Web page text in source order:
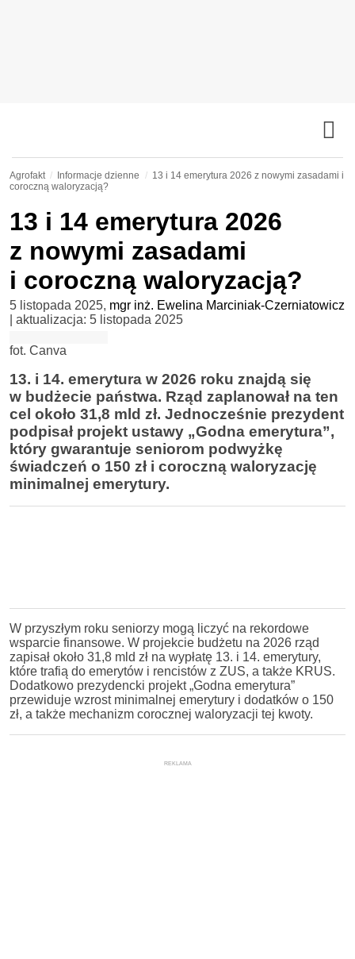
Agrofakt Informacje dzienne
13 i 14 emerytura 2026 z nowymi zasadami i
coroczną waloryzacją?
13 i 14 emerytura 2026
z nowymi zasadami
i coroczną waloryzacją?
5 listopada 2025, mgr inż. Ewelina Marciniak-Czerniatowicz
| aktualizacja: 5 listopada 2025
fot. Canva
13. i 14. emerytura w 2026 roku znajdą się
w budżecie państwa. Rząd zaplanował na ten
cel około 31,8 mld zł. Jednocześnie prezydent
podpisał projekt ustawy „Godna emerytura”,
który gwarantuje seniorom podwyżkę
świadczeń o 150 zł i coroczną waloryzację
minimalnej emerytury.
W przyszłym roku seniorzy mogą liczyć na rekordowe
wsparcie finansowe. W projekcie budżetu na 2026 rząd
zapisał około 31,8 mld zł na wypłatę 13. i 14. emerytury,
które trafią do emerytów i rencistów z ZUS, a także KRUS.
Dodatkowo prezydencki projekt „Godna emerytura”
przewiduje wzrost minimalnej emerytury i dodatków o 150
zł, a także mechanizm corocznej waloryzacji tej kwoty.
REKLAMA